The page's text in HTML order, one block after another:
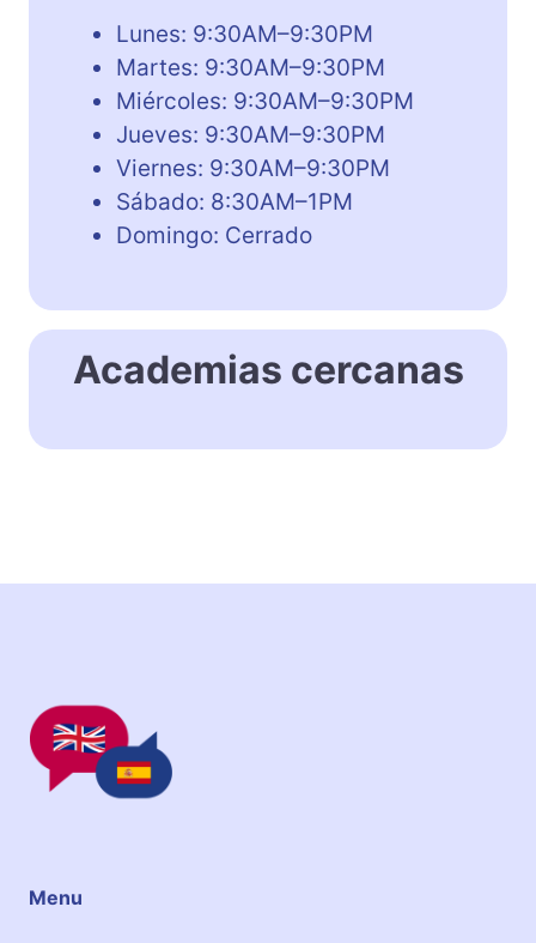
Lunes: 9:30AM–9:30PM
Martes: 9:30AM–9:30PM
Miércoles: 9:30AM–9:30PM
Jueves: 9:30AM–9:30PM
Viernes: 9:30AM–9:30PM
Sábado: 8:30AM–1PM
Domingo: Cerrado
Academias cercanas
Menu